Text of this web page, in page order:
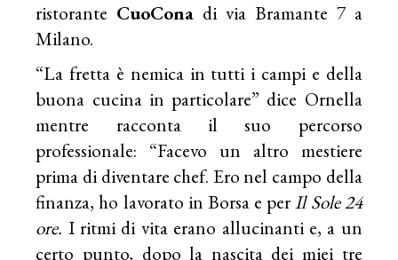
ristorante CuoCona di via Bramante 7 a
Milano.
“La fretta è nemica in tutti i campi e della
buona cucina in particolare” dice Ornella
mentre racconta il suo percorso
professionale: “Facevo un altro mestiere
prima di diventare chef. Ero nel campo della
finanza, ho lavorato in Borsa e perIl Sole 24
ore. I ritmi di vita erano allucinanti e, a un
certo punto, dopo la nascita dei miei tre